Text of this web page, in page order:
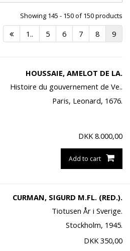
Showing 145 - 150 of 150 products
1.. 5 6 7 8 9
HOUSSAIE, AMELOT DE LA.
Histoire du gouvernement de Ve..
Paris, Leonard, 1676.
DKK 8.000,00
Add to cart
CURMAN, SIGURD M.FL. (RED.).
Tiotusen År i Sverige.
Stockholm, 1945.
DKK 350,00